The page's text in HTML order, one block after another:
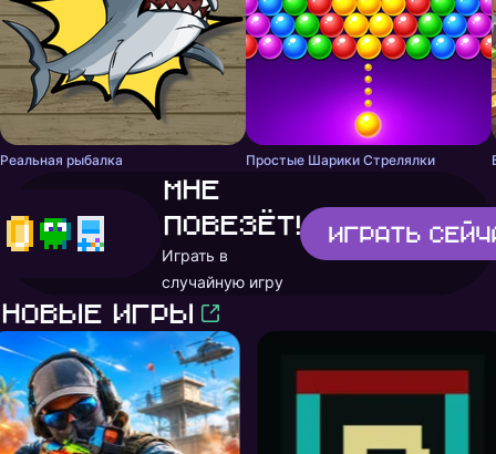
Реальная рыбалка Простые Шарики Стрелялки
Мне
повезёт!
Играть в
случайную игру
Играть
Новые игры